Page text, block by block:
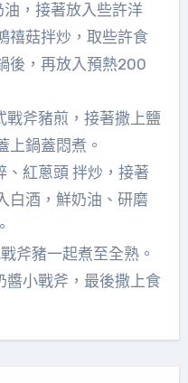
，接著放入些許洋
禧菇拌炒，取些許食
後，再放入預熱200
戰斧豬煎，接著撒上鹽
上鍋蓋悶煮。
、紅蔥頭 拌炒，接著
白酒，鮮奶油、研磨
斧豬一起煮至全熟。
醬小戰斧，最後撒上食